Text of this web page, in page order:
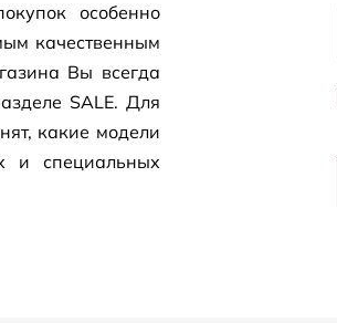
особенно
качественным
Вы всегда
SALE. Для
какие модели
и специальных